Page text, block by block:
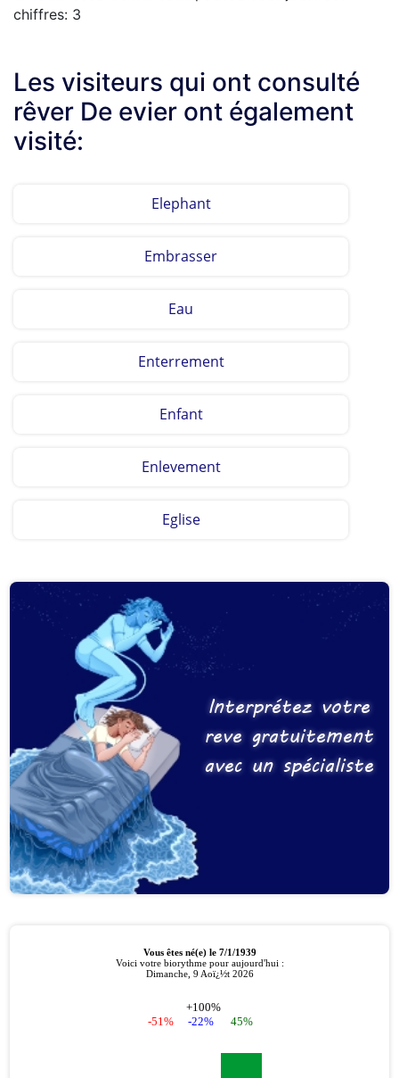
chiffres: 3
Les visiteurs qui ont consulté
rêver De evier ont également
visité:
Elephant
Embrasser
Eau
Enterrement
Enfant
Enlevement
Eglise
Interprétez votre
reve gratuitement
avec un spécialiste